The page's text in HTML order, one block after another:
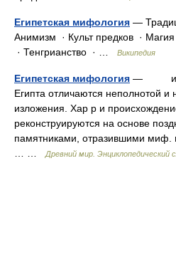
Египетская мифология —
Анимизм · Культ предков ·
· Тенгрианство · …
Википедия
Египетская мифология —
Египта отличаются неполнотой и
изложения. Хар р и
реконструируются на основе
памятниками, отразившими миф.
Древний мир. Энциклопедический